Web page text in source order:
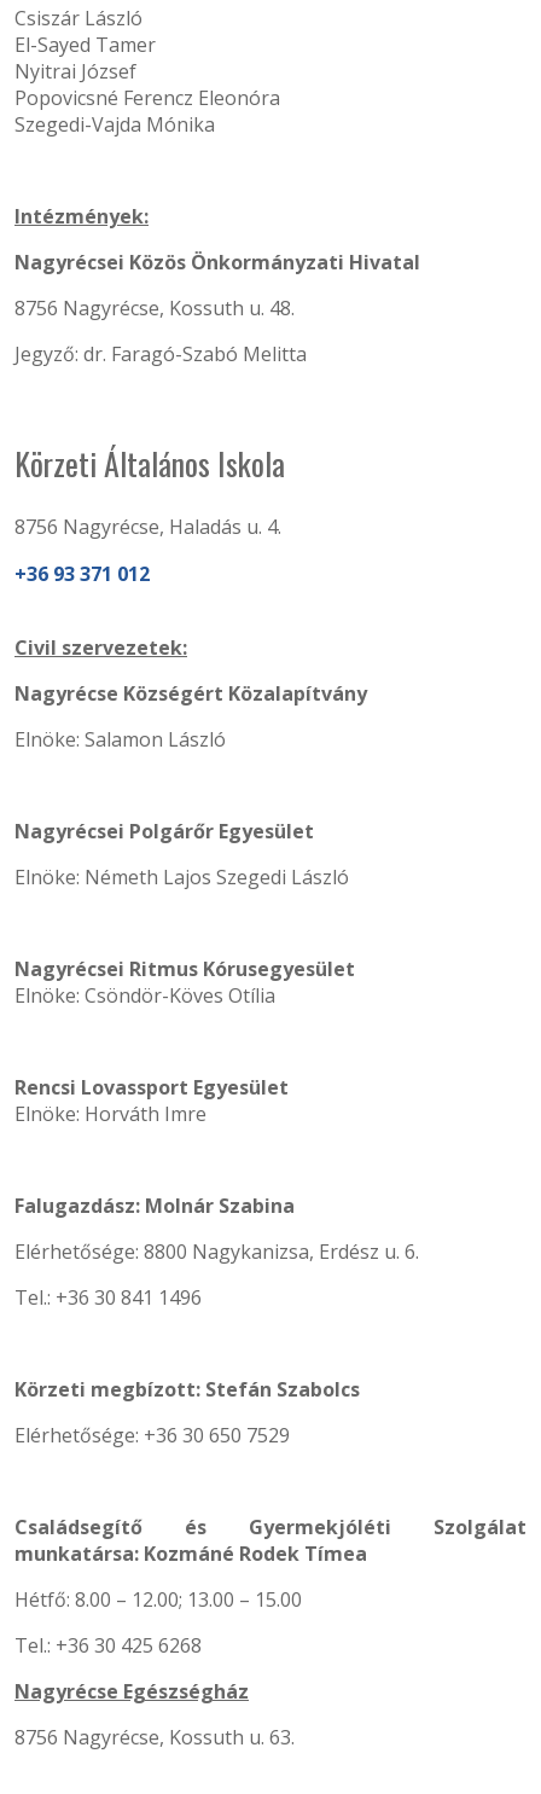
Csiszár László
El-Sayed Tamer
Nyitrai József
Popovicsné Ferencz Eleonóra
Szegedi-Vajda Mónika
Intézmények:
Nagyrécsei Közös Önkormányzati Hivatal
8756 Nagyrécse, Kossuth u. 48.
Jegyző: dr. Faragó-Szabó Melitta
Körzeti Általános Iskola
8756 Nagyrécse, Haladás u. 4.
+36 93 371 012
Civil szervezetek:
Nagyrécse Községért Közalapítvány
Elnöke: Salamon László
Nagyrécsei Polgárőr Egyesület
Elnöke: Németh Lajos Szegedi László
Nagyrécsei Ritmus Kórusegyesület
Elnöke: Csöndör-Köves Otília
Rencsi Lovassport Egyesület
Elnöke: Horváth Imre
Falugazdász: Molnár Szabina
Elérhetősége: 8800 Nagykanizsa, Erdész u. 6.
Tel.: +36 30 841 1496
Körzeti megbízott: Stefán Szabolcs
Elérhetősége: +36 30 650 7529
Családsegítő és Gyermekjóléti Szolgálat
munkatársa: Kozmáné Rodek Tímea
Hétfő: 8.00 – 12.00; 13.00 – 15.00
Tel.: +36 30 425 6268
Nagyrécse Egészségház
8756 Nagyrécse, Kossuth u. 63.